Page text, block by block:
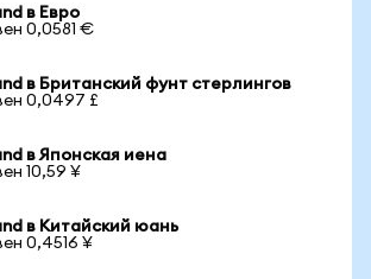
в Евро
0,0581 €
в Британский фунт стерлингов
0,0497 £
в Японская иена
10,59 ¥
в Китайский юань
0,4516 ¥